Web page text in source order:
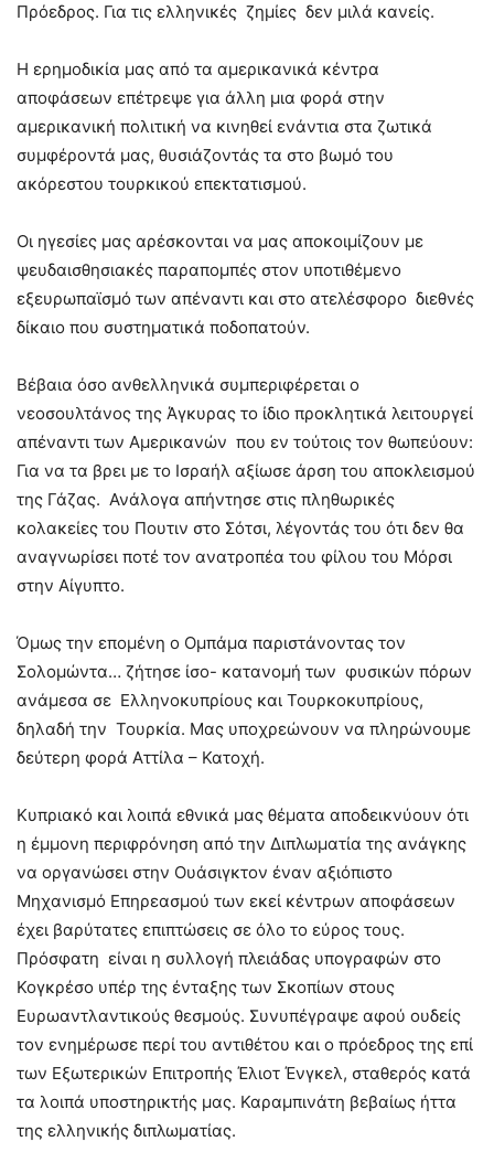
Πρόεδρος. Για τις ελληνικές ζημίες δεν μιλά κανείς.
Η ερημοδικία μας από τα αμερικανικά κέντρα
αποφάσεων επέτρεψε για άλλη μια φορά στην
αμερικανική πολιτική να κινηθεί ενάντια στα ζωτικά
συμφέροντά μας, θυσιάζοντάς τα στο βωμό του
ακόρεστου τουρκικού επεκτατισμού.
Οι ηγεσίες μας αρέσκονται να μας αποκοιμίζουν με
ψευδαισθησιακές παραπομπές στον υποτιθέμενο
εξευρωπαϊσμό των απέναντι και στο ατελέσφορο διεθνές
δίκαιο που συστηματικά ποδοπατούν.
Βέβαια όσο ανθελληνικά συμπεριφέρεται ο
νεοσουλτάνος της Άγκυρας το ίδιο προκλητικά λειτουργεί
απέναντι των Αμερικανών που εν τούτοις τον θωπεύουν:
Για να τα βρει με το Ισραήλ αξίωσε άρση του αποκλεισμού
της Γάζας. Ανάλογα απήντησε στις πληθωρικές
κολακείες του Πουτιν στο Σότσι, λέγοντάς του ότι δεν θα
αναγνωρίσει ποτέ τον ανατροπέα του φίλου του Μόρσι
στην Αίγυπτο.
Όμως την επομένη ο Ομπάμα παριστάνοντας τον
Σολομώντα… ζήτησε ίσο- κατανομή των φυσικών πόρων
ανάμεσα σε Ελληνοκυπρίους και Τουρκοκυπρίους,
δηλαδή την Τουρκία. Μας υποχρεώνουν να πληρώνουμε
δεύτερη φορά Αττίλα – Κατοχή.
Κυπριακό και λοιπά εθνικά μας θέματα αποδεικνύουν ότι
η έμμονη περιφρόνηση από την Διπλωματία της ανάγκης
να οργανώσει στην Ουάσιγκτον έναν αξιόπιστο
Μηχανισμό Επηρεασμού των εκεί κέντρων αποφάσεων
έχει βαρύτατες επιπτώσεις σε όλο το εύρος τους.
Πρόσφατη είναι η συλλογή πλειάδας υπογραφών στο
Κογκρέσο υπέρ της ένταξης των Σκοπίων στους
Ευρωαντλαντικούς θεσμούς. Συνυπέγραψε αφού ουδείς
τον ενημέρωσε περί του αντιθέτου και ο πρόεδρος της επί
των Εξωτερικών Επιτροπής Έλιοτ Ένγκελ, σταθερός κατά
τα λοιπά υποστηρικτής μας. Καραμπινάτη βεβαίως ήττα
της ελληνικής διπλωματίας.